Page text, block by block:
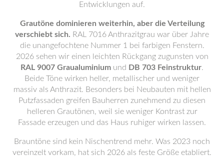
Entwicklungen auf.
Grautöne dominieren weiterhin, aber die Verteilung
verschiebt sich. RAL 7016 Anthrazitgrau war über Jahre
die unangefochtene Nummer 1 bei farbigen Fenstern.
2026 sehen wir einen leichten Rückgang zugunsten von
RAL 9007 Graualuminium und DB 703 Feinstruktur.
Beide Töne wirken heller, metallischer und weniger
massiv als Anthrazit. Besonders bei Neubauten mit hellen
Putzfassaden greifen Bauherren zunehmend zu diesen
helleren Grautönen, weil sie weniger Kontrast zur
Fassade erzeugen und das Haus ruhiger wirken lassen.
Brauntöne sind kein Nischentrend mehr. Was 2023 noch
vereinzelt vorkam, hat sich 2026 als feste Größe etabliert.